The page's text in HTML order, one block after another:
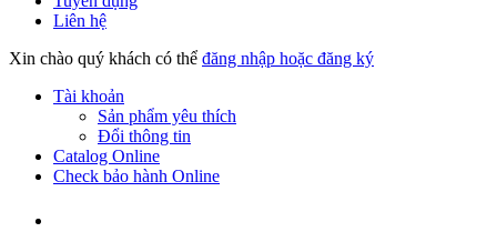
Liên hệ
Xin chào quý khách có thể đăng nhập hoặc đăng ký
Tài khoản
Sản phẩm yêu thích
Đổi thông tin
Catalog Online
Check bảo hành Online